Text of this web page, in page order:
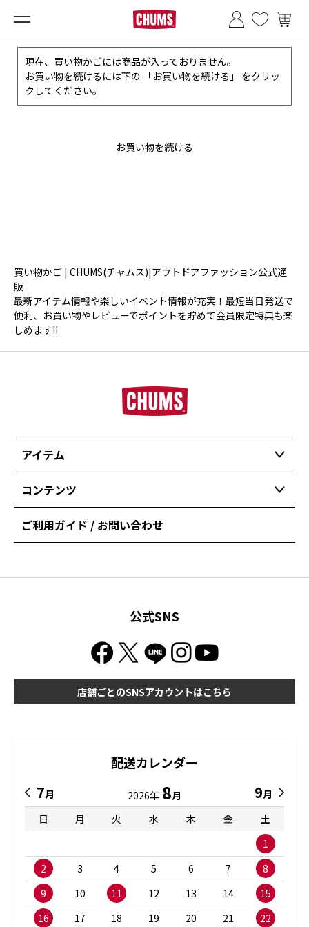
■夏季休業のお知らせ■
現在、買い物かごには商品が入っておりません。
お買い物を続けるには下の 「お買い物を続ける」 をクリッ
クしてください。
お買い物を続ける
買い物かご | CHUMS(チャムス)|アウトドアファッション公式通
販
最新アイテム情報や楽しいイベント情報が充実！最短当日発送で
便利、お買い物やレビューでポイントを貯めて会員限定特典も楽
しめます!!
アイテム
コンテンツ
ご利用ガイド / お問い合わせ
公式SNS
店舗ごとのSNSアカウントはこちら
配送カレンダー
7月 2026年 8月 9月
日
月 火 水 木 金
土
1
2
3 4 5 6 7
8
9
10 11 12 13 14
15
16
17 18 19 20 21 22